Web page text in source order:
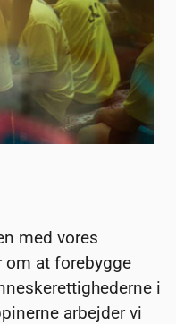
med vores
at forebygge
i
arbejder vi